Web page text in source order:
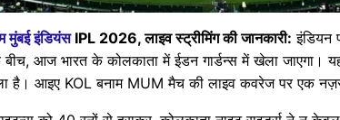
मुंबई इंडियंसIPL 2026, लाइव स्ट्रीमिंग की जानकारी: इंडियन
आज भारत के कोलकाता में ईडन गार्डन्स में खेला जाएगा।
है। आइए KOL बनाम MUM मैच की लाइव कवरेज पर एक